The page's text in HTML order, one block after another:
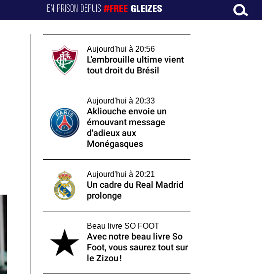
EN PRISON DEPUIS#FREE GLEIZES
Aujourd'hui à 20:56
L'embrouille ultime vient
tout droit du Brésil
Aujourd'hui à 20:33
Akliouche envoie un
émouvant message
d'adieux aux
Monégasques
Aujourd'hui à 20:21
Un cadre du Real Madrid
prolonge
Beau livre SO FOOT
Avec notre beau livre So
Foot, vous saurez tout sur
le Zizou !